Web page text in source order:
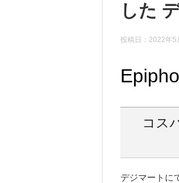
した
投稿日：2022年5
コス
デジマートに